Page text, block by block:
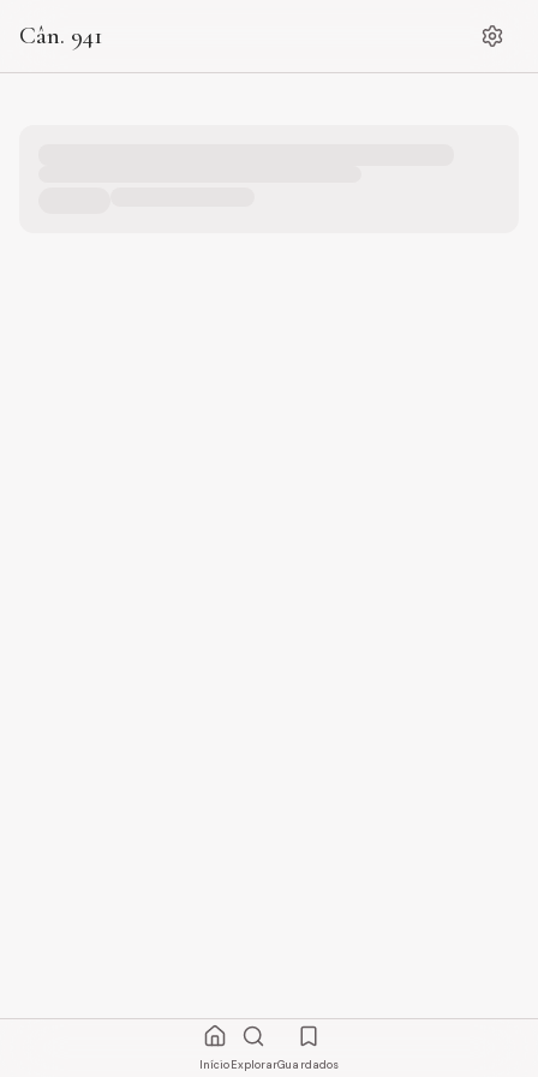
Cân. 941
InícioExplorarGuardados